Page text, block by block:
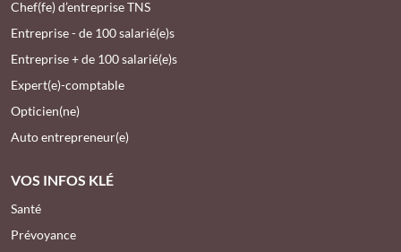
Chef(fe) d’entreprise TNS
Entreprise - de 100 salarié(e)s
Entreprise + de 100 salarié(e)s
Expert(e)-comptable
Opticien(ne)
Auto entrepreneur(e)
VOS INFOS KLÉ
Santé
Prévoyance